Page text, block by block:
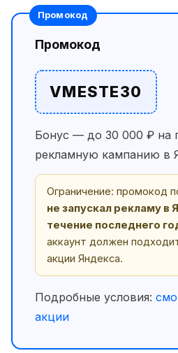
Промокод
VMESTE30
Бонус — до 30 000 ₽ на
рекламную кампанию в
Ограничение: промокод
не запускал рекламу в
течение последнего
аккаунт должен
акции Яндекса.
Подробные условия:
акции